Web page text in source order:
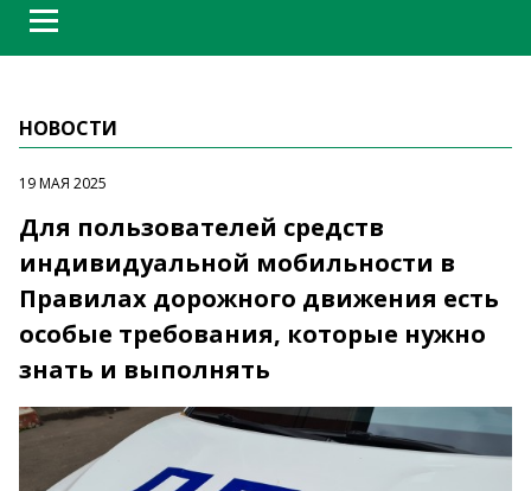
НОВОСТИ
19 МАЯ 2025
Для пользователей средств
индивидуальной мобильности в
Правилах дорожного движения есть
особые требования, которые нужно
знать и выполнять